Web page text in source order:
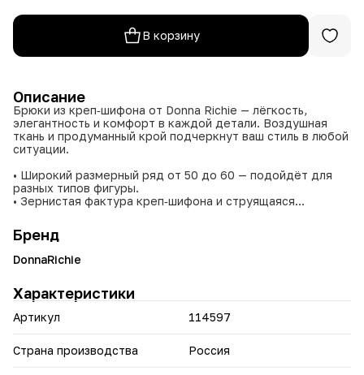
В корзину
Описание
Брюки из креп‑шифона от Donna Richie — лёгкость,
элегантность и комфорт в каждой детали. Воздушная
ткань и продуманный крой подчеркнут ваш стиль в любой
ситуации.
• Широкий размерный ряд от 50 до 60 — подойдёт для
разных типов фигуры.
• Зернистая фактура креп‑шифона и струящаяся
• Материал сохраняет аккуратный вид в течение дня.
• Высокая воздухопроницаемость — комфорт даже в
тёплую погоду.
• Многообразие цветов — легко вписать в разные образы.
Добавьте брюки Donna Richie в гардероб — ощутите
лёгкость и элегантность на себе.
Бренд
DonnaRichie
Характеристики
Артикул 114597
Страна производства Россия